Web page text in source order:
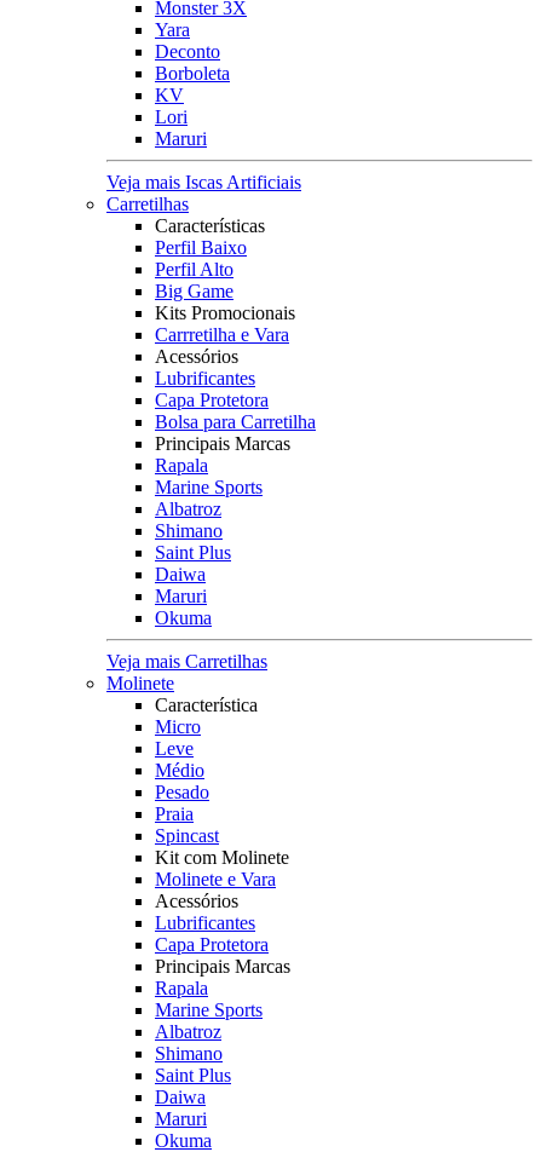
Monster 3X
Yara
Deconto
Borboleta
KV
Lori
Maruri
Veja mais Iscas Artificiais
Carretilhas
Características
Perfil Baixo
Perfil Alto
Big Game
Kits Promocionais
Carrretilha e Vara
Acessórios
Lubrificantes
Capa Protetora
Bolsa para Carretilha
Principais Marcas
Rapala
Marine Sports
Albatroz
Shimano
Saint Plus
Daiwa
Maruri
Okuma
Veja mais Carretilhas
Molinete
Característica
Micro
Leve
Médio
Pesado
Praia
Spincast
Kit com Molinete
Molinete e Vara
Acessórios
Lubrificantes
Capa Protetora
Principais Marcas
Rapala
Marine Sports
Albatroz
Shimano
Saint Plus
Daiwa
Maruri
Okuma